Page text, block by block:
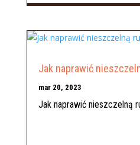
Jak naprawić
mar 20, 2023
Jak naprawić nieszczelną